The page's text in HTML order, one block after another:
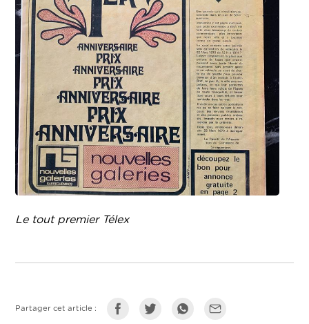
Le tout premier Télex
Partager cet article :